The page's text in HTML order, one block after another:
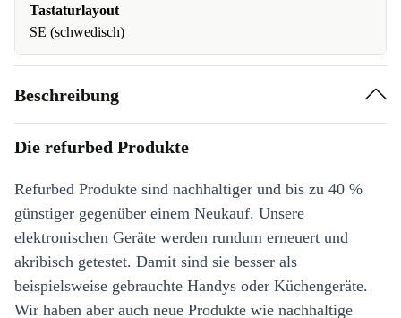
Tastaturlayout
SE (schwedisch)
Beschreibung
Die refurbed Produkte
Refurbed Produkte sind nachhaltiger und bis zu 40 %
günstiger gegenüber einem Neukauf. Unsere
elektronischen Geräte werden rundum erneuert und
akribisch getestet. Damit sind sie besser als
beispielsweise gebrauchte Handys oder Küchengeräte.
Wir haben aber auch neue Produkte wie nachhaltige